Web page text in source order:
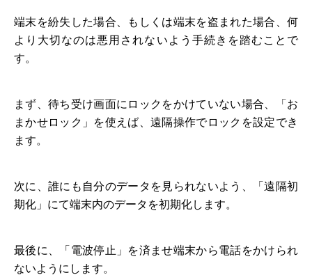
端末を紛失した場合、もしくは端末を盗まれた場合、何
より大切なのは悪用されないよう手続きを踏むことで
す。
まず、待ち受け画面にロックをかけていない場合、「お
まかせロック」を使えば、遠隔操作でロックを設定でき
ます。
次に、誰にも自分のデータを見られないよう、「遠隔初
期化」にて端末内のデータを初期化します。
最後に、「電波停止」を済ませ端末から電話をかけられ
ないようにします。